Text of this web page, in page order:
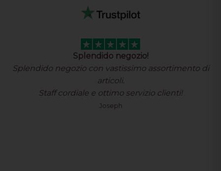
Fantastico negozio con vastissima…
Fantastico negozio con vastissima scelta di prodotti
originali.
Ottimo servizio assistenza clienti spedizioni
velocissime. Consigliatissimo